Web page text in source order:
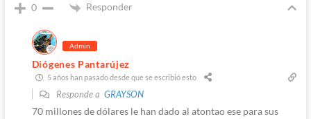
0 Responder
Admin
Diógenes Pantarújez
5 años han pasado desde que se escribió esto
Responde a GRAYSON
70 millones de dólares le han dado al atontao ese para sus